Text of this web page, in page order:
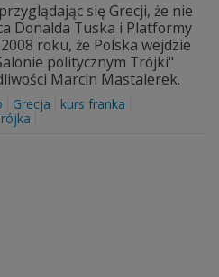
się Grecji, że nie
Donalda Tuska i Platformy
roku, że Polska wejdzie
politycznym Trójki"
Marcin Mastalerek.
Grecja
kurs franka